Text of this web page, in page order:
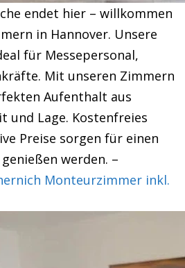
endet hier – willkommen
in Hannover. Unsere
für Messepersonal,
Mit unseren Zimmern
Aufenthalt aus
und Lage. Kostenfreies
Preise sorgen für einen
werden. –
Monteurzimmer inkl.